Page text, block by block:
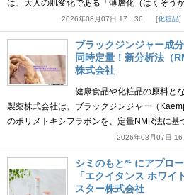
は、大人の肌変化である「薄層化（はくそう
2026年08月07日 17：36 化粧品
ブラックジンジャー成
同時定量！新分析法（
株式会社
健康食品や化粧品の原料と
製薬株式会社は、ブラックジンジャー（
のポリメトキシフラボンを、定量NMR法に基
2026年08月07日 16
シミのもと*¹ にアプロ
「エクイタンス ホワ
スター株式会社